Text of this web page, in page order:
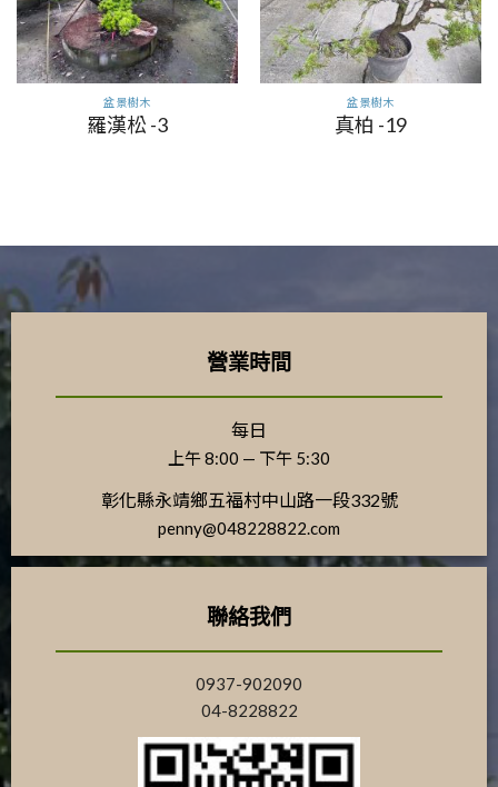
盆景樹木
羅漢松 -3
盆景樹木
真柏 -19
營業時間
每日
上午 8:00 — 下午 5:30
彰化縣永靖鄉五福村中山路一段332號
penny@048228822.com
聯絡我們
0937-902090
04-8228822